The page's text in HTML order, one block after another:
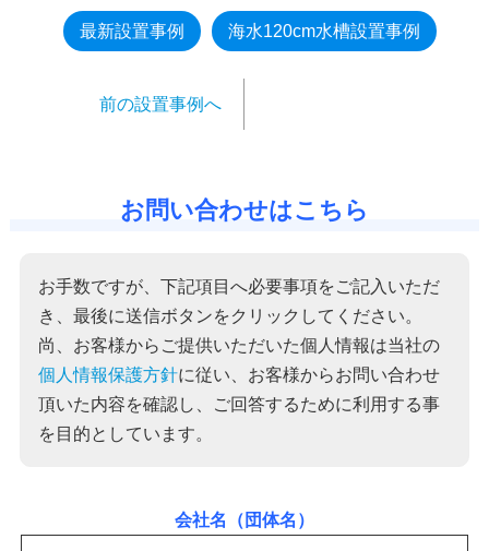
最新設置事例 海水120cm水槽設置事例
前の設置事例へ
お問い合わせはこちら
お手数ですが、下記項目へ必要事項をご記入いただ
き、最後に送信ボタンをクリックしてください。
尚、お客様からご提供いただいた個人情報は当社の
個人情報保護方針に従い、お客様からお問い合わせ
頂いた内容を確認し、ご回答するために利用する事
を目的としています。
会社名（団体名）